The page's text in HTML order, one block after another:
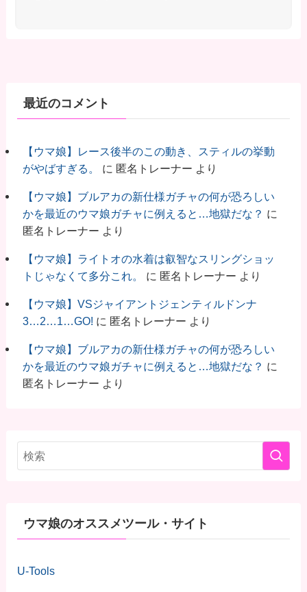
最近のコメント
【ウマ娘】レース後半のこの動き、スティルの挙動
がやばすぎる。
に 匿名トレーナー より
【ウマ娘】ブルアカの新仕様ガチャの何が恐ろしい
かを最近のウマ娘ガチャに例えると…地獄だな？ に
匿名トレーナー より
【ウマ娘】ライトオの水着は叡智なスリングショッ
トじゃなくて多分これ。
に 匿名トレーナー より
【ウマ娘】VSジャイアントジェンティルドンナ
3…2…1…GO! に 匿名トレーナー より
【ウマ娘】ブルアカの新仕様ガチャの何が恐ろしい
かを最近のウマ娘ガチャに例えると…地獄だな？ に
匿名トレーナー より
ウマ娘のオススメツール・サイト
U-Tools